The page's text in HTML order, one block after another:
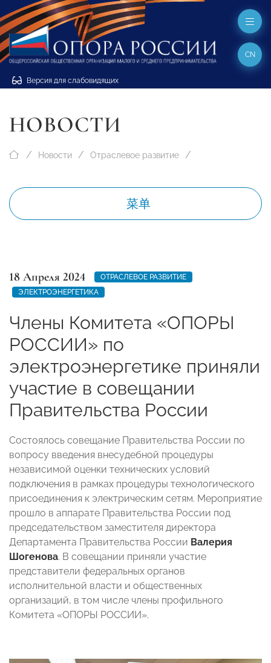
Версия для слабовидящих
CN
НОВОСТИ
Новости Отраслевое развитие
菜单
18 Апреля 2024
ОТРАСЛЕВОЕ РАЗВИТИЕ
ЭЛЕКТРОЭНЕРГЕТИКА
Члены Комитета «ОПОРЫ
РОССИИ» по
электроэнергетике приняли
участие в совещании
Правительства России
Состоялось совещание Правительства России по
вопросу введения внесудебной процедуры
независимой оценки технических условий
подключения в рамках процедуры технологического
присоединения к электрическим сетям. Мероприятие
прошло в аппарате Правительства России под
председательством заместителя директора
Департамента Правительства России Валерия
Шогенова. В совещании приняли участие
представители федеральных органов
исполнительной власти и общественных
организаций, в том числе члены профильного
Комитета «ОПОРЫ РОССИИ».